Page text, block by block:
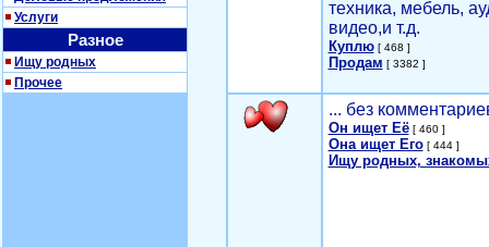
Услуги
Разное
Ищу родных
Прочее
техника, мебель,
видео,и т.д.
Куплю[ 468 ]
Продам [ 3382 ]
... без
Он ищет Её[ 460 ]
Она ищет Его[ 444 ]
Ищу родных,